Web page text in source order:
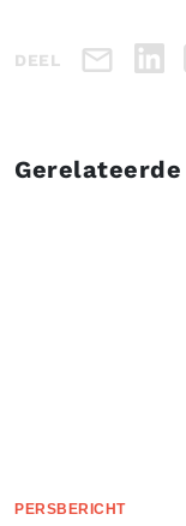
DEEL
PERSBERICHT